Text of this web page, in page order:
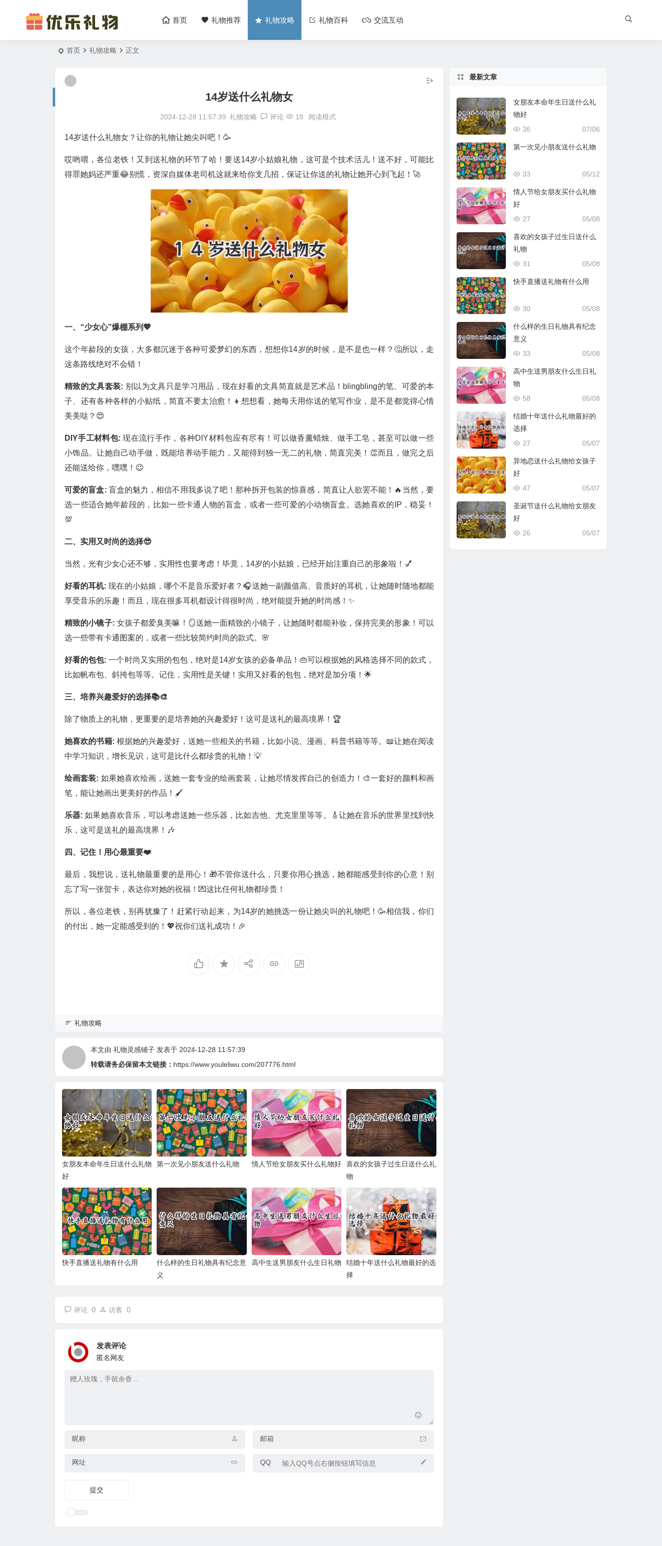
首页 礼物推荐 礼物攻略 礼物百科 交流互动
首页 礼物攻略 正文
14岁送什么礼物女
2024-12-28 11:57:39 礼物攻略 评论 18 阅读模式
14岁送什么礼物女？让你的礼物让她尖叫吧！🥳
哎哟喂，各位老铁！又到送礼物的环节了哈！要送14岁小姑娘礼物，这可是个技术活儿！送不好，可能比
得罪她妈还严重😂别慌，资深自媒体老司机这就来给你支几招，保证让你送的礼物让她开心到飞起！🚀
一、“少女心”爆棚系列💖
这个年龄段的女孩，大多都沉迷于各种可爱梦幻的东西，想想你14岁的时候，是不是也一样？🤔所以，走
这条路线绝对不会错！
精致的文具套装: 别以为文具只是学习用品，现在好看的文具简直就是艺术品！blingbling的笔、可爱的本
子、还有各种各样的小贴纸，简直不要太治愈！👧想想看，她每天用你送的笔写作业，是不是都觉得心情
美美哒？😍
DIY手工材料包:现在流行手作，各种DIY材料包应有尽有！可以做香薰蜡烛、做手工皂，甚至可以做一些
小饰品。让她自己动手做，既能培养动手能力，又能得到独一无二的礼物，简直完美！👏而且，做完之后
还能送给你，嘿嘿！😉
可爱的盲盒: 盲盒的魅力，相信不用我多说了吧！那种拆开包装的惊喜感，简直让人欲罢不能！🔥当然，要
选一些适合她年龄段的，比如一些卡通人物的盲盒，或者一些可爱的小动物盲盒。选她喜欢的IP，稳妥！
💯
二、实用又时尚的选择😎
当然，光有少女心还不够，实用性也要考虑！毕竟，14岁的小姑娘，已经开始注重自己的形象啦！💅
好看的耳机:现在的小姑娘，哪个不是音乐爱好者？🎧送她一副颜值高、音质好的耳机，让她随时随地都能
享受音乐的乐趣！而且，现在很多耳机都设计得很时尚，绝对能提升她的时尚感！✨
精致的小镜子: 女孩子都爱臭美嘛！🪞送她一面精致的小镜子，让她随时都能补妆，保持完美的形象！可以
选一些带有卡通图案的，或者一些比较简约时尚的款式。🌸
好看的包包:一个时尚又实用的包包，绝对是14岁女孩的必备单品！👜可以根据她的风格选择不同的款式，
比如帆布包、斜挎包等等。记住，实用性是关键！实用又好看的包包，绝对是加分项！🌟
三、培养兴趣爱好的选择📚🎨
除了物质上的礼物，更重要的是培养她的兴趣爱好！这可是送礼的最高境界！🏆
她喜欢的书籍: 根据她的兴趣爱好，送她一些相关的书籍，比如小说、漫画、科普书籍等等。📖让她在阅读
中学习知识，增长见识，这可是比什么都珍贵的礼物！💡
绘画套装: 如果她喜欢绘画，送她一套专业的绘画套装，让她尽情发挥自己的创造力！🎨一套好的颜料和画
笔，能让她画出更美好的作品！🖌️
乐器:如果她喜欢音乐，可以考虑送她一些乐器，比如吉他、尤克里里等等。🎸让她在音乐的世界里找到快
乐，这可是送礼的最高境界！🎶
四、记住！用心最重要❤️
最后，我想说，送礼物最重要的是用心！🎁不管你送什么，只要你用心挑选，她都能感受到你的心意！别
忘了写一张贺卡，表达你对她的祝福！💌这比任何礼物都珍贵！
所以，各位老铁，别再犹豫了！赶紧行动起来，为14岁的她挑选一份让她尖叫的礼物吧！🥳相信我，你们
的付出，她一定能感受到的！💖祝你们送礼成功！🎉
礼物攻略
本文由 礼物灵感铺子 发表于 2024-12-28 11:57:39
转载请务必保留本文链接： https://www.youleliwu.com/207776.html
女朋友本命年生日送什么礼物
好
第一次见小朋友送什么礼物 情人节给女朋友买什么礼物好
喜欢的女孩子过生日送什么礼
物
快手直播送礼物有什么用
什么样的生日礼物具有纪念意
义
高中生送男朋友什么生日礼物
结婚十年送什么礼物最好的选
择
评论 0 访客 0
发表评论
匿名网友
昵称 邮箱
网址 QQ
最新文章
女朋友本命年生日送什么礼
物好
07/06
36
第一次见小朋友送什么礼物
05/12
33
情人节给女朋友买什么礼物
好
05/08
27
喜欢的女孩子过生日送什么
礼物
05/08
31
快手直播送礼物有什么用
05/08
30
什么样的生日礼物具有纪念
意义
05/08
33
高中生送男朋友什么生日礼
物
05/08
58
结婚十年送什么礼物最好的
选择
05/07
27
异地恋送什么礼物给女孩子
好
05/07
47
圣诞节送什么礼物给女朋友
好
05/07
26